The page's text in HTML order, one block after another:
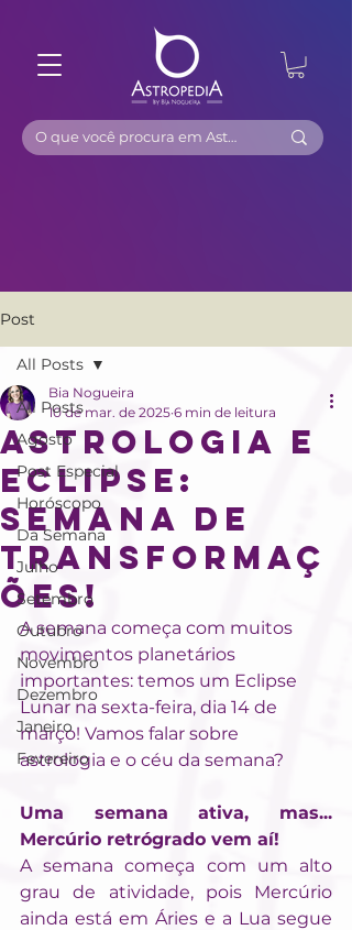
Post
All Posts
Agosto
Post Especial
Horóscopo
Da Semana
Julho
Setembro
Outubro
Novembro
Dezembro
Janeiro
Fevereiro
All Posts
Astrologia e
Eclipse:
Semana de
Transformaç
ões!
Bia Nogueira
10 de mar. de 2025 6 min de leitura
A semana começa com muitos
movimentos planetários
importantes: temos um Eclipse
Lunar na sexta-feira, dia 14 de
março! Vamos falar sobre
astrologia e o céu da semana?
Uma semana ativa, mas...
Mercúrio retrógrado vem aí!
A semana começa com um alto
grau de atividade, pois Mercúrio
ainda está em Áries e a Lua segue